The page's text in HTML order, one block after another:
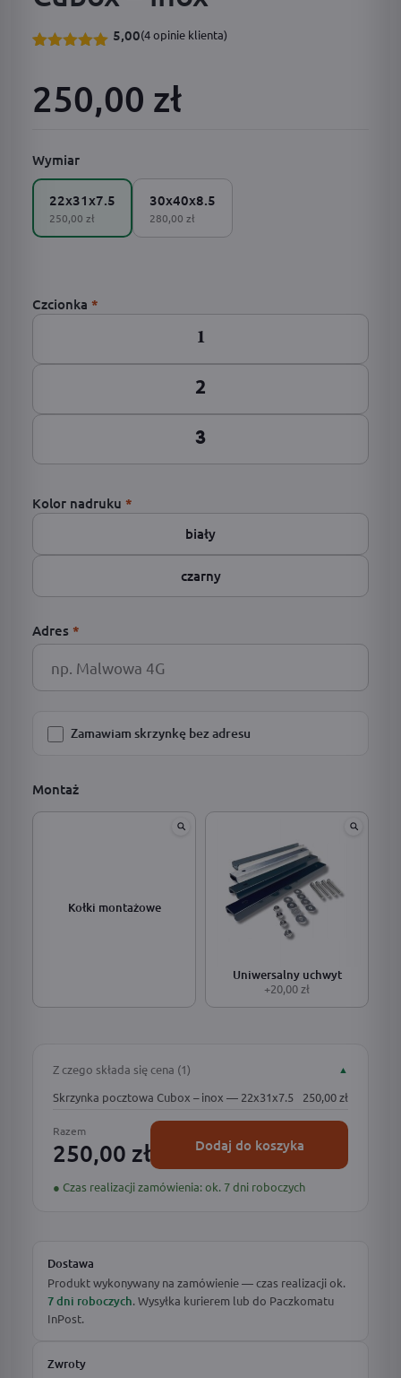
na
podstawie
5,00(4opinie klienta)
250,00 zł
Wymiar
22x31x7.5
250,00 zł
30x40x8.5
280,00 zł
Czcionka *
1
2
3
Kolor nadruku *
biały
czarny
Adres *
Zamawiam skrzynkę bez adresu
Montaż
Kołki montażowe
Uniwersalny uchwyt
+20,00 zł
Z czego składa się cena (1) ▲
Skrzynka pocztowa Cubox – inox — 22x31x7.5 250,00 zł
Razem
250,00 zł Dodaj do koszyka
● Czas realizacji zamówienia: ok. 7 dni roboczych
Dostawa
Produkt wykonywany na zamówienie — czas realizacji ok.
7 dni roboczych. Wysyłka kurierem lub do Paczkomatu
InPost.
Zwroty